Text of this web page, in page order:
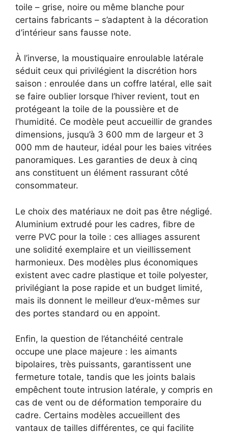
toile – grise, noire ou même blanche pour
certains fabricants – s’adaptent à la décoration
d’intérieur sans fausse note.
À l’inverse, la moustiquaire enroulable latérale
séduit ceux qui privilégient la discrétion hors
saison : enroulée dans un coffre latéral, elle sait
se faire oublier lorsque l’hiver revient, tout en
protégeant la toile de la poussière et de
l’humidité. Ce modèle peut accueillir de grandes
dimensions, jusqu’à 3 600 mm de largeur et 3
000 mm de hauteur, idéal pour les baies vitrées
panoramiques. Les garanties de deux à cinq
ans constituent un élément rassurant côté
consommateur.
Le choix des matériaux ne doit pas être négligé.
Aluminium extrudé pour les cadres, fibre de
verre PVC pour la toile : ces alliages assurent
une solidité exemplaire et un vieillissement
harmonieux. Des modèles plus économiques
existent avec cadre plastique et toile polyester,
privilégiant la pose rapide et un budget limité,
mais ils donnent le meilleur d’eux-mêmes sur
des portes standard ou en appoint.
Enfin, la question de l’étanchéité centrale
occupe une place majeure : les aimants
bipolaires, très puissants, garantissent une
fermeture totale, tandis que les joints balais
empêchent toute intrusion latérale, y compris en
cas de vent ou de déformation temporaire du
cadre. Certains modèles accueillent des
vantaux de tailles différentes, ce qui facilite